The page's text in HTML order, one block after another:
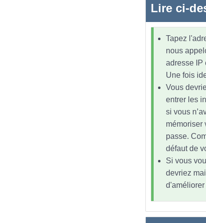
Lire ci-
Tapez
nous
adresse IP
Une fois
Vous
entrer les
si vous
mémoriser
passe.
défaut de
Si vous
devriez